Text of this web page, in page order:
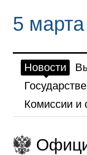
5
Новости
Комиссии и